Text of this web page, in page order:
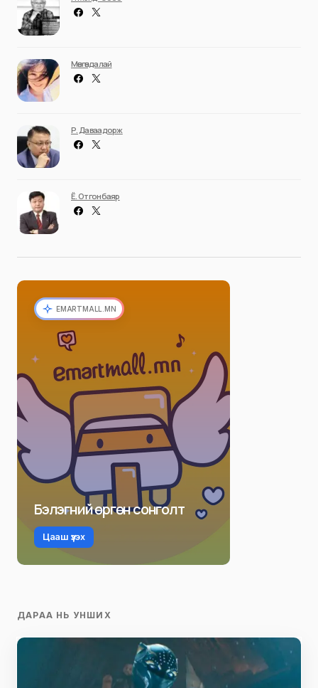
Мөнгөндалай
Р. Даваадорж
Ё. Отгонбаяр
EMARTMALL.MN
Бэлэгний өргөн сонголт
Цааш үзэх
ДАРАА НЬ УНШИХ